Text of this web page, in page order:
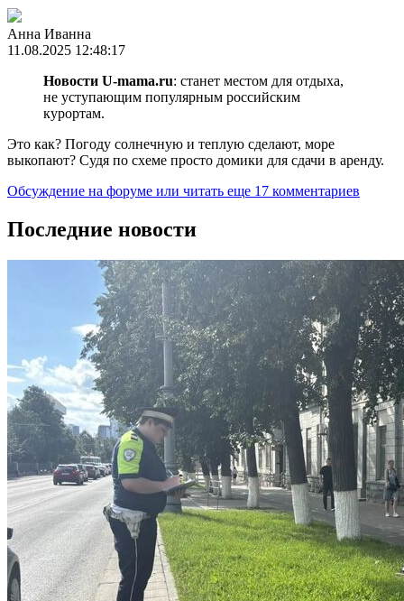
Анна Иванна
11.08.2025 12:48:17
Новости U-mama.ru: станет местом для отдыха,
не уступающим популярным российским
курортам.
Это как? Погоду солнечную и теплую сделают, море
выкопают? Судя по схеме просто домики для сдачи в аренду.
Обсуждение на форуме или читать еще 17 комментариев
Последние новости